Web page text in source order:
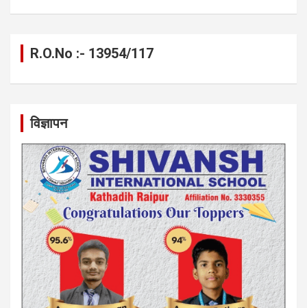
R.O.No :- 13954/117
विज्ञापन